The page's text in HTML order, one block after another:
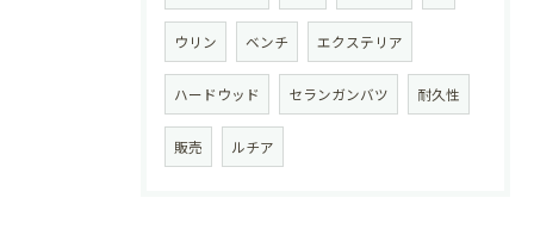
ウリン ベンチ エクステリア
ハードウッド セランガンバツ 耐久性
販売 ルチア